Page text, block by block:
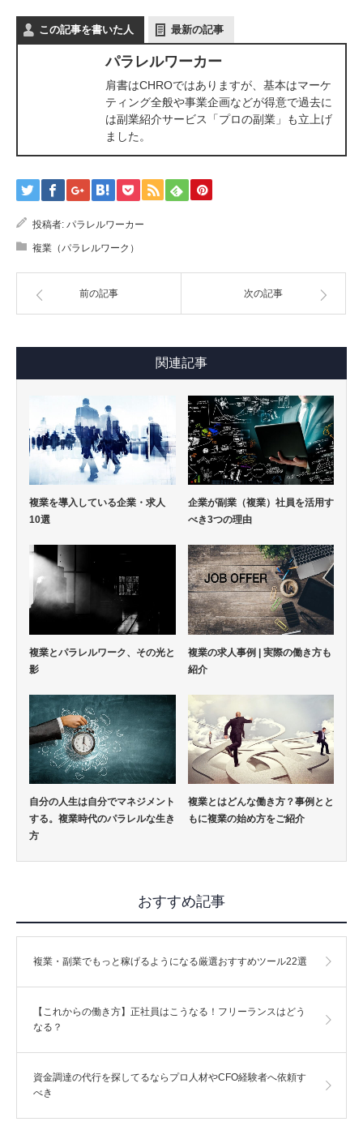
この記事を書いた人 最新の記事
パラレルワーカー
肩書はCHROではありますが、基本はマーケ
ティング全般や事業企画などが得意で過去に
は副業紹介サービス「プロの副業」も立上げ
ました。
投稿者: パラレルワーカー
複業（パラレルワーク）
前の記事 次の記事
関連記事
複業を導入している企業・求人
10選
企業が副業（複業）社員を活用す
べき3つの理由
複業とパラレルワーク、その光と
影
複業の求人事例 | 実際の働き方も
紹介
自分の人生は自分でマネジメント
する。複業時代のパラレルな生き
方
複業とはどんな働き方？事例とと
もに複業の始め方をご紹介
おすすめ記事
複業・副業でもっと稼げるようになる厳選おすすめツール22選
【これからの働き方】正社員はこうなる！フリーランスはどう
なる？
資金調達の代行を探してるならプロ人材やCFO経験者へ依頼す
べき